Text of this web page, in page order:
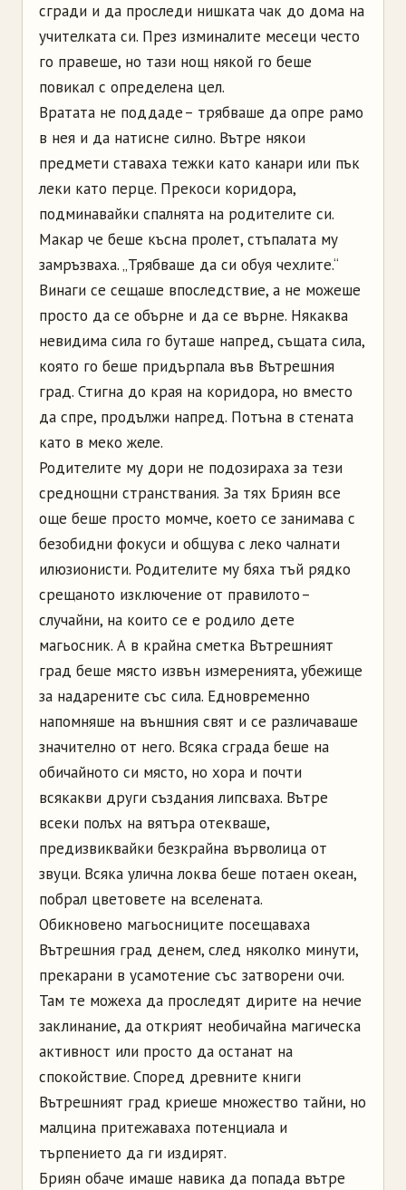
сгради и да проследи нишката чак до дома на
учителката си. През изминалите месеци често
го правеше, но тази нощ някой го беше
повикал с определена цел.
Вратата не поддаде – трябваше да опре рамо
в нея и да натисне силно. Вътре някои
предмети ставаха тежки като канари или пък
леки като перце. Прекоси коридора,
подминавайки спалнята на родителите си.
Макар че беше късна пролет, стъпалата му
замръзваха. „Трябваше да си обуя чехлите.“
Винаги се сещаше впоследствие, а не можеше
просто да се обърне и да се върне. Някаква
невидима сила го буташе напред, същата сила,
която го беше придърпала във Вътрешния
град. Стигна до края на коридора, но вместо
да спре, продължи напред. Потъна в стената
като в меко желе.
Родителите му дори не подозираха за тези
среднощни странствания. За тях Бриян все
още беше просто момче, което се занимава с
безобидни фокуси и общува с леко чалнати
илюзионисти. Родителите му бяха тъй рядко
срещаното изключение от правилото –
случайни, на които се е родило дете
магьосник. А в крайна сметка Вътрешният
град беше място извън измеренията, убежище
за надарените със сила. Едновременно
напомняше на външния свят и се различаваше
значително от него. Всяка сграда беше на
обичайното си място, но хора и почти
всякакви други създания липсваха. Вътре
всеки полъх на вятъра отекваше,
предизвиквайки безкрайна върволица от
звуци. Всяка улична локва беше потаен океан,
побрал цветовете на вселената.
Обикновено магьосниците посещаваха
Вътрешния град денем, след няколко минути,
прекарани в усамотение със затворени очи.
Там те можеха да проследят дирите на нечие
заклинание, да открият необичайна магическа
активност или просто да останат на
спокойствие. Според древните книги
Вътрешният град криеше множество тайни, но
малцина притежаваха потенциала и
търпението да ги издирят.
Бриян обаче имаше навика да попада вътре